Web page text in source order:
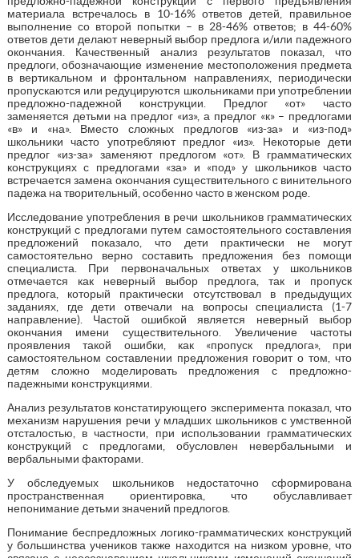
материала встречалось в 10-16% ответов детей, правильное
выполнение со второй попытки – в 28-46% ответов; в 44-60%
ответов дети делают неверный выбор предлога и/или падежного
окончания. Качественный анализ результатов показал, что
предлоги, обозначающие изменение местоположения предмета
в вертикальном и фронтальном направлениях, периодически
пропускаются или редуцируются школьниками при употреблении
предложно-падежной конструкции. Предлог «от» часто
заменяется детьми на предлог «из», а предлог «к» – предлогами
«в» и «на». Вместо сложных предлогов «из-за» и «из-под»
школьники часто употребляют предлог «из». Некоторые дети
предлог «из-за» заменяют предлогом «от». В грамматических
конструкциях с предлогами «за» и «под» у школьников часто
встречается замена окончания существительного с винительного
падежа на творительный, особенно часто в женском роде.
Исследование употребления в речи школьников грамматических
конструкций с предлогами путем самостоятельного составления
предложений показало, что дети практически не могут
самостоятельно верно составить предложения без помощи
специалиста. При первоначальных ответах у школьников
отмечается как неверный выбор предлога, так и пропуск
предлога, который практически отсутствовал в предыдущих
заданиях, где дети отвечали на вопросы специалиста (1-7
направление). Частой ошибкой является неверный выбор
окончания имени существительного. Увеличение частоты
проявления такой ошибки, как «пропуск предлога», при
самостоятельном составлении предложения говорит о том, что
детям сложно моделировать предложения с предложно-
падежными конструкциями.
Анализ результатов констатирующего эксперимента показал, что
механизм нарушения речи у младших школьников с умственной
отсталостью, в частности, при использовании грамматических
конструкций с предлогами, обусловлен невербальными и
вербальными факторами.
У обследуемых школьников недостаточно сформирована
пространственная ориентировка, что обуславливает
непонимание детьми значений предлогов.
Понимание беспредложных логико-грамматических конструкций
у большинства учеников также находится на низком уровне, что